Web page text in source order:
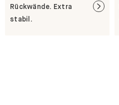
Rückwände. Extra
stabil.